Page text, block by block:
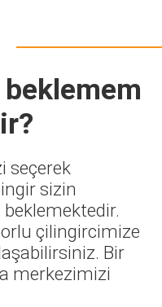
seçerek
sizin
çilingircimize
Bir
merkezimizi